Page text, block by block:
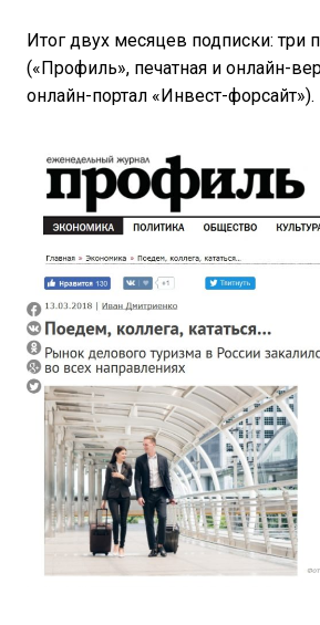
Итог двух месяцев подписки: три
(«Профиль», печатная и онлайн-
онлайн-портал «Инвест-форсайт»).